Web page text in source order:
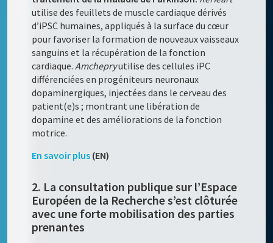
utilise des feuillets de muscle cardiaque dérivés
d’iPSC humaines, appliqués à la surface du cœur
pour favoriser la formation de nouveaux vaisseaux
sanguins et la récupération de la fonction
cardiaque.Amchepryutilise des cellules iPC
différenciées en progéniteurs neuronaux
dopaminergiques, injectées dans le cerveau des
patient(e)s ; montrant une libération de
dopamine et des améliorations de la fonction
motrice.
En savoir plus (EN)
2. La consultation publique sur l’Espace
Européen de la Recherche s’est clôturée
avec une forte mobilisation des parties
prenantes